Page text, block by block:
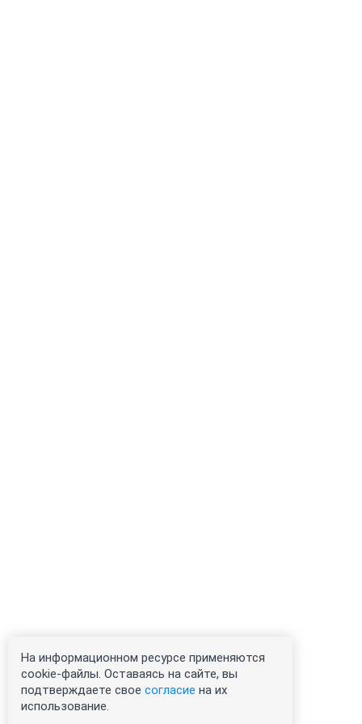
На информационном ресурсе применяются
cookie-файлы. Оставаясь на сайте, вы
подтверждаете свое согласие на их
использование.